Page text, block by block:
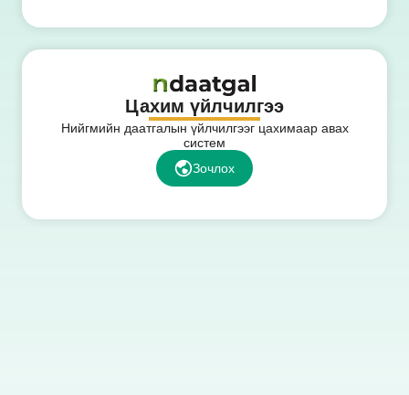
Цахим үйлчилгээ
Нийгмийн даатгалын үйлчилгээг цахимаар авах
систем
Зочлох